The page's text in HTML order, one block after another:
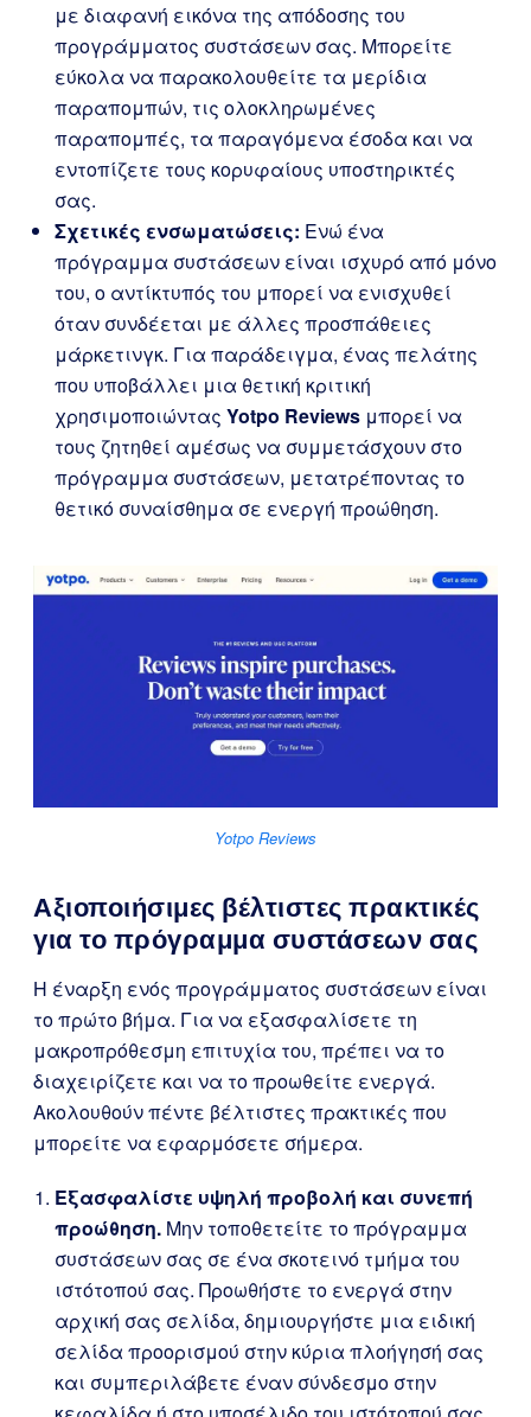
με διαφανή εικόνα της απόδοσης του
προγράμματος συστάσεων σας. Μπορείτε
εύκολα να παρακολουθείτε τα μερίδια
παραπομπών, τις ολοκληρωμένες
παραπομπές, τα παραγόμενα έσοδα και να
εντοπίζετε τους κορυφαίους υποστηρικτές
σας.
Σχετικές ενσωματώσεις: Ενώ ένα
πρόγραμμα συστάσεων είναι ισχυρό από μόνο
του, ο αντίκτυπός του μπορεί να ενισχυθεί
όταν συνδέεται με άλλες προσπάθειες
μάρκετινγκ. Για παράδειγμα, ένας πελάτης
που υποβάλλει μια θετική κριτική
χρησιμοποιώντας Yotpo Reviews μπορεί να
τους ζητηθεί αμέσως να συμμετάσχουν στο
πρόγραμμα συστάσεων, μετατρέποντας το
θετικό συναίσθημα σε ενεργή προώθηση.
Yotpo Reviews
Αξιοποιήσιμες βέλτιστες πρακτικές
για το πρόγραμμα συστάσεων σας
Η έναρξη ενός προγράμματος συστάσεων είναι
το πρώτο βήμα. Για να εξασφαλίσετε τη
μακροπρόθεσμη επιτυχία του, πρέπει να το
διαχειρίζετε και να το προωθείτε ενεργά.
Ακολουθούν πέντε βέλτιστες πρακτικές που
μπορείτε να εφαρμόσετε σήμερα.
Εξασφαλίστε υψηλή προβολή και συνεπή
προώθηση. Μην τοποθετείτε το πρόγραμμα
συστάσεων σας σε ένα σκοτεινό τμήμα του
ιστότοπού σας. Προωθήστε το ενεργά στην
αρχική σας σελίδα, δημιουργήστε μια ειδική
σελίδα προορισμού στην κύρια πλοήγησή σας
και συμπεριλάβετε έναν σύνδεσμο στην